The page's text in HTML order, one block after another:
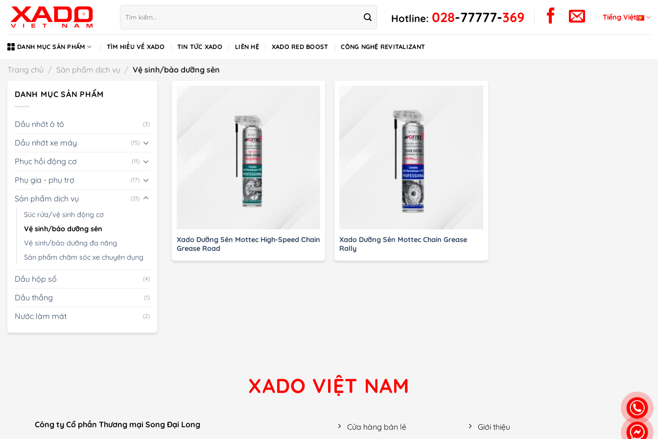
qua
dung
kiếm:
Hotline: 028-77777-369 Tiếng Việt
DANH MỤC SẢN PHẨM TÌM HIỂU VỀ XADO TIN TỨC XADO LIÊN HỆ XADO RED BOOST CÔNG NGHỆ REVITALIZANT
Trang chủ / Sản phẩm dịch vụ / Vệ sinh/bảo dưỡng sên
DANH MỤC SẢN PHẨM
Dầu nhớt ô tô (3)
Dầu nhớt xe máy (15)
Phục hồi động cơ (11)
Phụ gia - phụ trợ (17)
Sản phẩm dịch vụ (21)
Súc rửa/vệ sinh động cơ
Vệ sinh/bảo dưỡng sên
Vệ sinh/bảo dưỡng đa năng
Sản phẩm chăm sóc xe chuyên dụng
Dầu hộp số (4)
Dầu thắng (1)
Nước làm mát (2)
Xado Dưỡng Sên Mottec High-Speed Сhain
Grease Road
Xado Dưỡng Sên Mottec Chain Grease
Rally
XADO VIỆT NAM
Công ty Cổ phần Thương mại Song Đại Long Cửa hàng bán lẻ Giới thiệu